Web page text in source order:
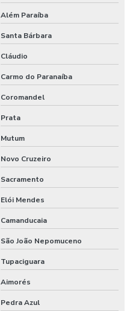
Além Paraíba
Santa Bárbara
Cláudio
Carmo do Paranaíba
Coromandel
Prata
Mutum
Novo Cruzeiro
Sacramento
Elói Mendes
Camanducaia
São João Nepomuceno
Tupaciguara
Aimorés
Pedra Azul